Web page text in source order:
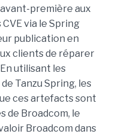
première aux
via le Spring
publication en
clients de réparer
utilisant les
Tanzu Spring, les
ces artefacts sont
de Broadcom, le
Broadcom dans